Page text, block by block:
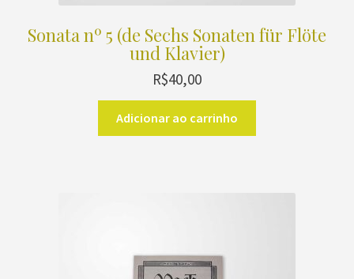
Sonata nº 5 (de Sechs Sonaten für Flöte
und Klavier)
R$40,00
Adicionar ao carrinho